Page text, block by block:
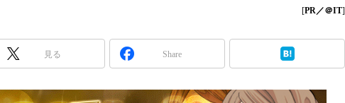
[PR／＠IT]
見る Share